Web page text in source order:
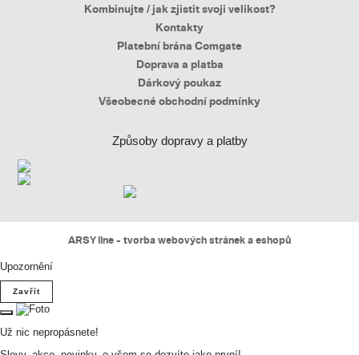
Kombinujte / jak zjistit svoji velikost?
Kontakty
Platební brána Comgate
Doprava a platba
Dárkový poukaz
Všeobecné obchodní podmínky
Způsoby dopravy a platby
ARSY line - tvorba webových stránek a eshopů
Upozornění
Zavřít
Už nic nepropásnete!